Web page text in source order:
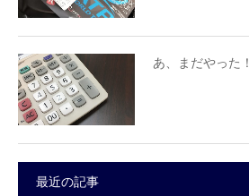
あ、まだやった！
最近の記事